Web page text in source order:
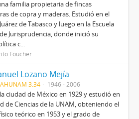
familia propietaria de fincas
de copra y maderas. Estudió en el
de Tabasco y luego en la Escuela
Jurisprudencia, donde inició su
c...
Foucher
Lozano Mejía
3.34 1946 - 2006
ciudad de México en 1929 y estudió en
de Ciencias de la UNAM, obteniendo el
teórico en 1953 y el grado de